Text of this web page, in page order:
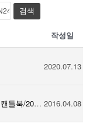
검색
작성일
2020.07.13
협회 캔들도서 [디자인캔들수업. 캔들북/2015 청출판] 출간 2016.04.08